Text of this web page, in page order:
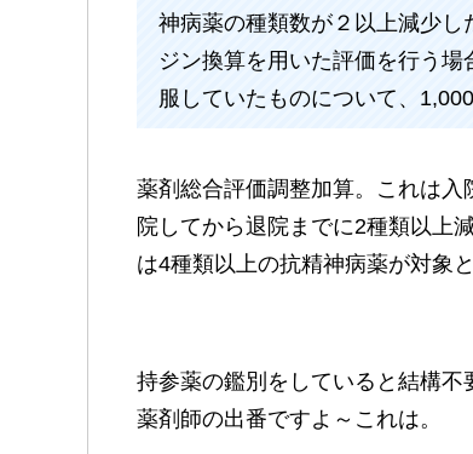
神病薬の種類数が２以上減少
ジン換算を用いた評価を行う
服していたものについて、
薬剤総合評価調整加算。これは
院してから退院までに2種類以上
は4種類以上の抗精神病薬が対象と
持参薬の鑑別をしていると結構不
薬剤師の出番ですよ～これは。